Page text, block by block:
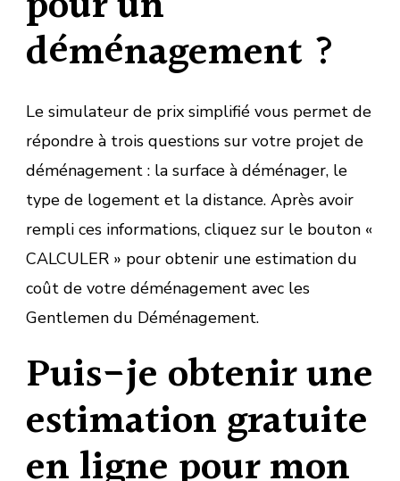
déménagement ?
Le simulateur de prix simplifié vous permet de
répondre à trois questions sur votre projet de
déménagement : la surface à déménager, le
type de logement et la distance. Après avoir
rempli ces informations, cliquez sur le bouton «
CALCULER » pour obtenir une estimation du
coût de votre déménagement avec les
Gentlemen du Déménagement.
Puis-je obtenir une
estimation gratuite
en ligne pour mon